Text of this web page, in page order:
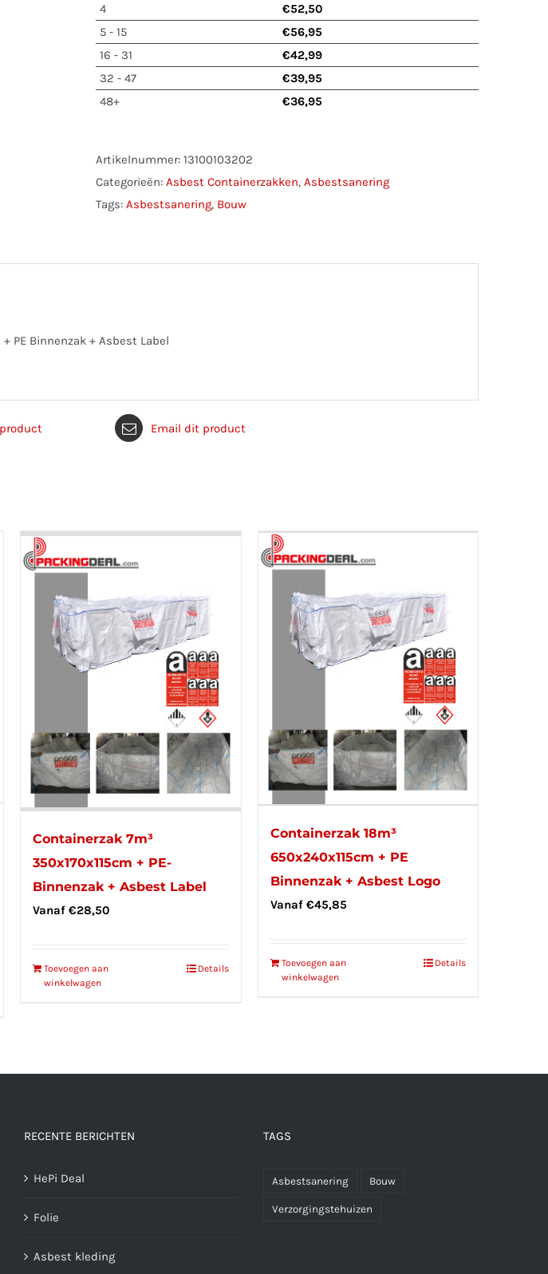
4
€52,50
5 - 15
€56,95
16 - 31
€42,99
32 - 47
€39,95
48+
€36,95
Artikelnummer: 13100103202
Categorieën: Asbest Containerzakken, Asbestsanering
Tags: Asbestsanering, Bouw
PE Binnenzak + Asbest Label
Email dit product
Containerzak 7m³
350x170x115cm + PE-
Binnenzak + Asbest Label
Vanaf €28,50
Toevoegen aan
winkelwagen
Details
Containerzak 18m³
650x240x115cm + PE
Binnenzak + Asbest Logo
Vanaf €45,85
Toevoegen aan
winkelwagen
Details
RECENTE BERICHTEN
HePi Deal
Folie
Asbest kleding
TAGS
Asbestsanering Bouw
Verzorgingstehuizen